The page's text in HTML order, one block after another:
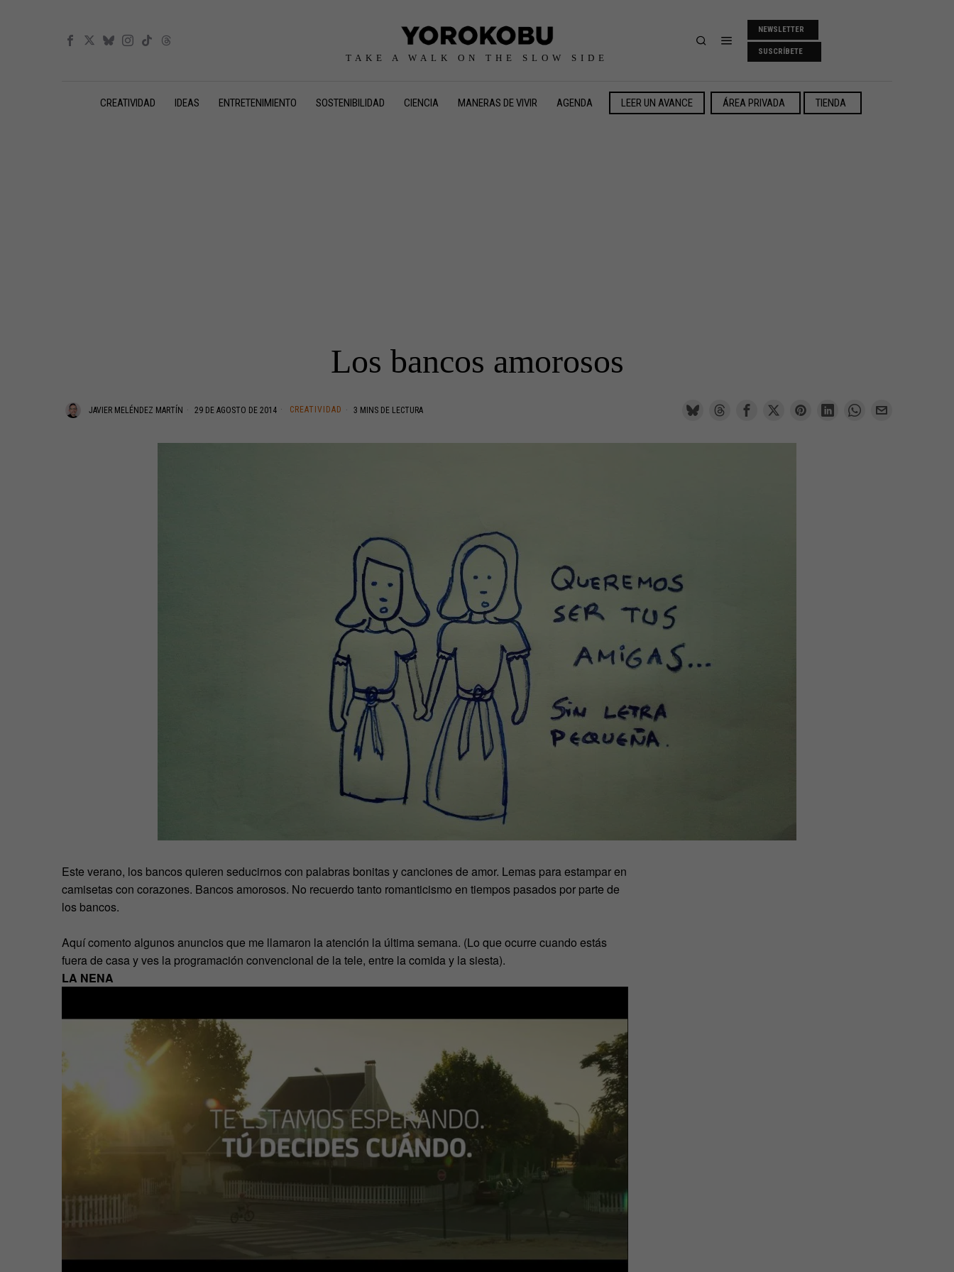
TAKE A WALK ON THE SLOW SIDE
NEWSLETTER
SUSCRÍBETE
CREATIVIDAD IDEAS ENTRETENIMIENTO SOSTENIBILIDAD CIENCIA MANERAS DE VIVIR AGENDA LEER UN AVANCE ÁREA PRIVADA TIENDA
Los bancos amorosos
JAVIER MELÉNDEZ MARTÍN 29 DE AGOSTO DE 2014 CREATIVIDAD 3 MINS DE LECTURA
Este verano, los bancos quieren seducirnos con palabras bonitas y canciones de amor. Lemas para estampar en
camisetas con corazones. Bancos amorosos. No recuerdo tanto romanticismo en tiempos pasados por parte de
los bancos.
Aquí comento algunos anuncios que me llamaron la atención la última semana. (Lo que ocurre cuando estás
fuera de casa y ves la programación convencional de la tele, entre la comida y la siesta).
LA NENA